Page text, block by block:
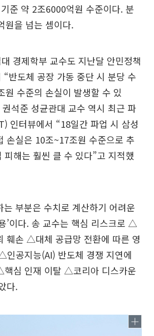
준 약 2조6000억원 수준이다. 분
원을 넘는 셈이다.
경제학부 교수도 지난달 안민정책
“반도체 공장 가동 중단 시 분당 수
원 수준의 손실이 발생할 수 있
석준 성균관대 교수 역시 최근 파
인터뷰에서 “18일간 파업 시 삼성
손실은 10조~17조원 수준으로 추
피해는 훨씬 클 수 있다”고 지적했
는 부분은 수치로 계산하기 어려운
’이다. 송 교수는 핵심 리스크로 △
훼손 △대체 공급망 전환에 따른 영
인공지능(AI) 반도체 경쟁 지연에
심 인재 이탈 △코리아 디스카운
다.